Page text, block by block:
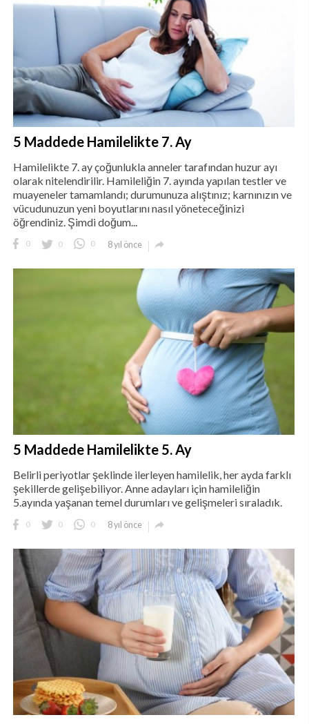
5 Maddede Hamilelikte 7. Ay
Hamilelikte 7. ay çoğunlukla anneler tarafından huzur ayı
olarak nitelendirilir. Hamileliğin 7. ayında yapılan testler ve
muayeneler tamamlandı; durumunuza alıştınız; karnınızın ve
vücudunuzun yeni boyutlarını nasıl yöneteceğinizi
öğrendiniz. Şimdi doğum...
0 0 0 8 yıl önce 
5 Maddede Hamilelikte 5. Ay
Belirli periyotlar şeklinde ilerleyen hamilelik, her ayda farklı
şekillerde gelişebiliyor. Anne adayları için hamileliğin
5.ayında yaşanan temel durumları ve gelişmeleri sıraladık.
0 0 0 8 yıl önce 